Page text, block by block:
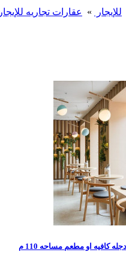
للإيجار » عقارات تجاريه للإيجار
كافيه او مطعم مساحه 110 م